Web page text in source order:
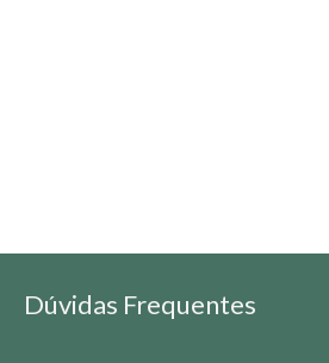
Dúvidas Frequentes